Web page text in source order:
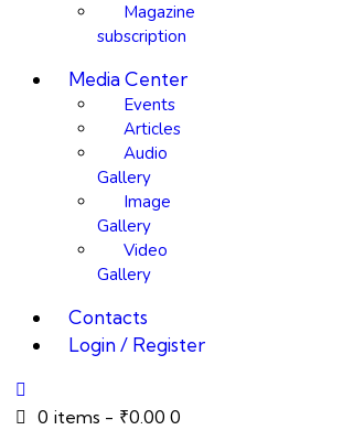
Magazine
subscription
Media Center
Events
Articles
Audio
Gallery
Image
Gallery
Video
Gallery
Contacts
Login / Register
0 items - ₹0.00 0